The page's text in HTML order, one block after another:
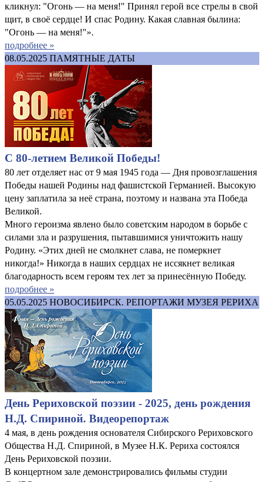
кликнул: "Огонь — на меня!" Принял герой все стрелы в свой
щит, в своё сердце! И спас Родину. Какая славная былина:
"Огонь — на меня!"».
подробнее »
08.05.2025 ПАМЯТНЫЕ ДАТЫ
С 80-летием Великой Победы!
80 лет отделяет нас от 9 мая 1945 года — Дня провозглашения
Победы нашей Родины над фашистской Германией. Высокую
цену заплатила за неё страна, поэтому и названа эта Победа
Великой.
Много героизма явлено было советским народом в борьбе с
силами зла и разрушения, пытавшимися уничтожить нашу
Родину. «Этих дней не смолкнет слава, не померкнет
никогда!» Никогда в наших сердцах не иссякнет великая
благодарность всем героям тех лет за принесённую Победу.
подробнее »
05.05.2025 НОВОСИБИРСК. РЕПОРТАЖИ МУЗЕЯ РЕРИХА
День Рериховской поэзии - 2025, день рождения
Н.Д. Спириной. Видеорепортаж
4 мая, в день рождения основателя Сибирского Рериховского
Общества Н.Д. Спириной, в Музее Н.К. Рериха состоялся
День Рериховской поэзии.
В концертном зале демонстрировались фильмы студии